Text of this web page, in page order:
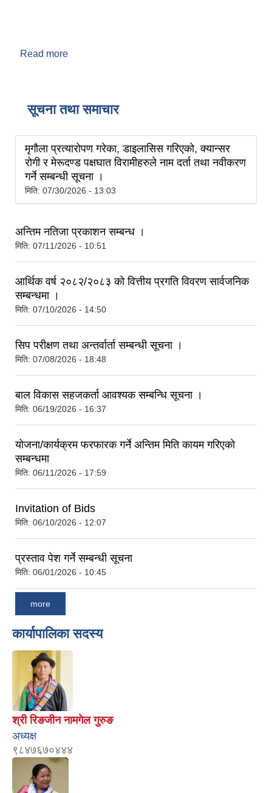
Read more
सूचना तथा समाचार
मृगौला प्रत्यारोपण गरेका, डाइलासिस गरिएको, क्यान्सर
रोगी र मेरूदण्ड पक्षघात विरामीहरुले नाम दर्ता तथा नवीकरण
गर्ने सम्बन्धी सूचना ।
मिति: 07/30/2026 - 13:03
अन्तिम नतिजा प्रकाशन सम्बन्ध ।
मिति: 07/11/2026 - 10:51
आर्थिक वर्ष २०८२/२०८३ को वित्तीय प्रगति विवरण सार्वजनिक
सम्बन्धमा ।
मिति: 07/10/2026 - 14:50
सिप परीक्षण तथा अन्तर्वार्ता सम्बन्धी सूचना ।
मिति: 07/08/2026 - 18:48
बाल विकास सहजकर्ता आवश्यक सम्बन्धि सूचना ।
मिति: 06/19/2026 - 16:37
योजना/कार्यक्रम फरफारक गर्ने अन्तिम मिति कायम गरिएको
सम्बन्धमा
मिति: 06/11/2026 - 17:59
Invitation of Bids
मिति: 06/10/2026 - 12:07
प्रस्ताव पेश गर्ने सम्बन्धी सूचना
मिति: 06/01/2026 - 10:45
more
कार्यापालिका सदस्य
श्री रिङजीन नामगेल गुरुङ
अध्यक्ष
९८४७६७०४४४